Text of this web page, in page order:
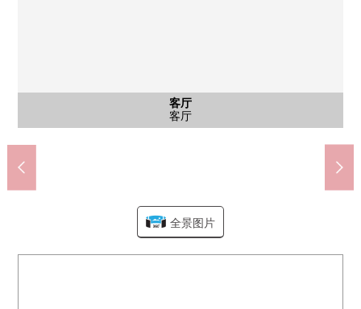
客厅
客厅
外观
外观
客厅
客厅
客厅
客厅
厨房
厨房
厨房
厨房
洗脸
洗脸室
公共汽车
浴室
厕所
厕所
室内
约6.0张塌塌米西式房间
室内
约6.0张塌塌米西式房间
室内
约6.0张塌塌米西式房间
室内
约4.5张塌塌米日式房间
室内
约4.5张塌塌米日式房间
室内
约4.5张塌塌米日式房间
室内
约5.5张塌塌米西式房间
室内
约5.5张塌塌米西式房间
阳台
服务阳台
室内
收纳(约5.5张塌塌米西式房间)
室内
收纳(客厅部分)
门口
门口
室内
收纳(走廊部分)
客厅
客厅
阳台
西北一侧阳台
阳台
西南一侧阳台
阳台
西侧阳台
阳台
洗手台
风景
来自西南一侧阳台的风景
风景
来自西南一侧阳台的风景
门口
门口
外观
外观
外观
外观
外观
外观
入口
入口
外观
外观
停车场
停车场
其他当地
自行车停放处
其他当地
摩托车场地
入口
入口
其他当地
入口
入口
入口
外观
外观
外观
外观
外观
外观
其他当地
前面道路
外观
外观
外观
外观
其他当地
名牌
其他当地
前面道路
外观
外观
外观
外观
外观
外观
外观
外观
外观
外观
香里园站(京阪本线)(约1440m)
MARUSHIGE香里店(约330m)
MINISTOP寝屋川三井南町商店(约100m)
寝屋川市立第5小学(约300m)
寝屋川市立第6中学(约730m)
药品红墙成田西町商店(约420m)
寝屋川成田邮局(约700m)
全景图片